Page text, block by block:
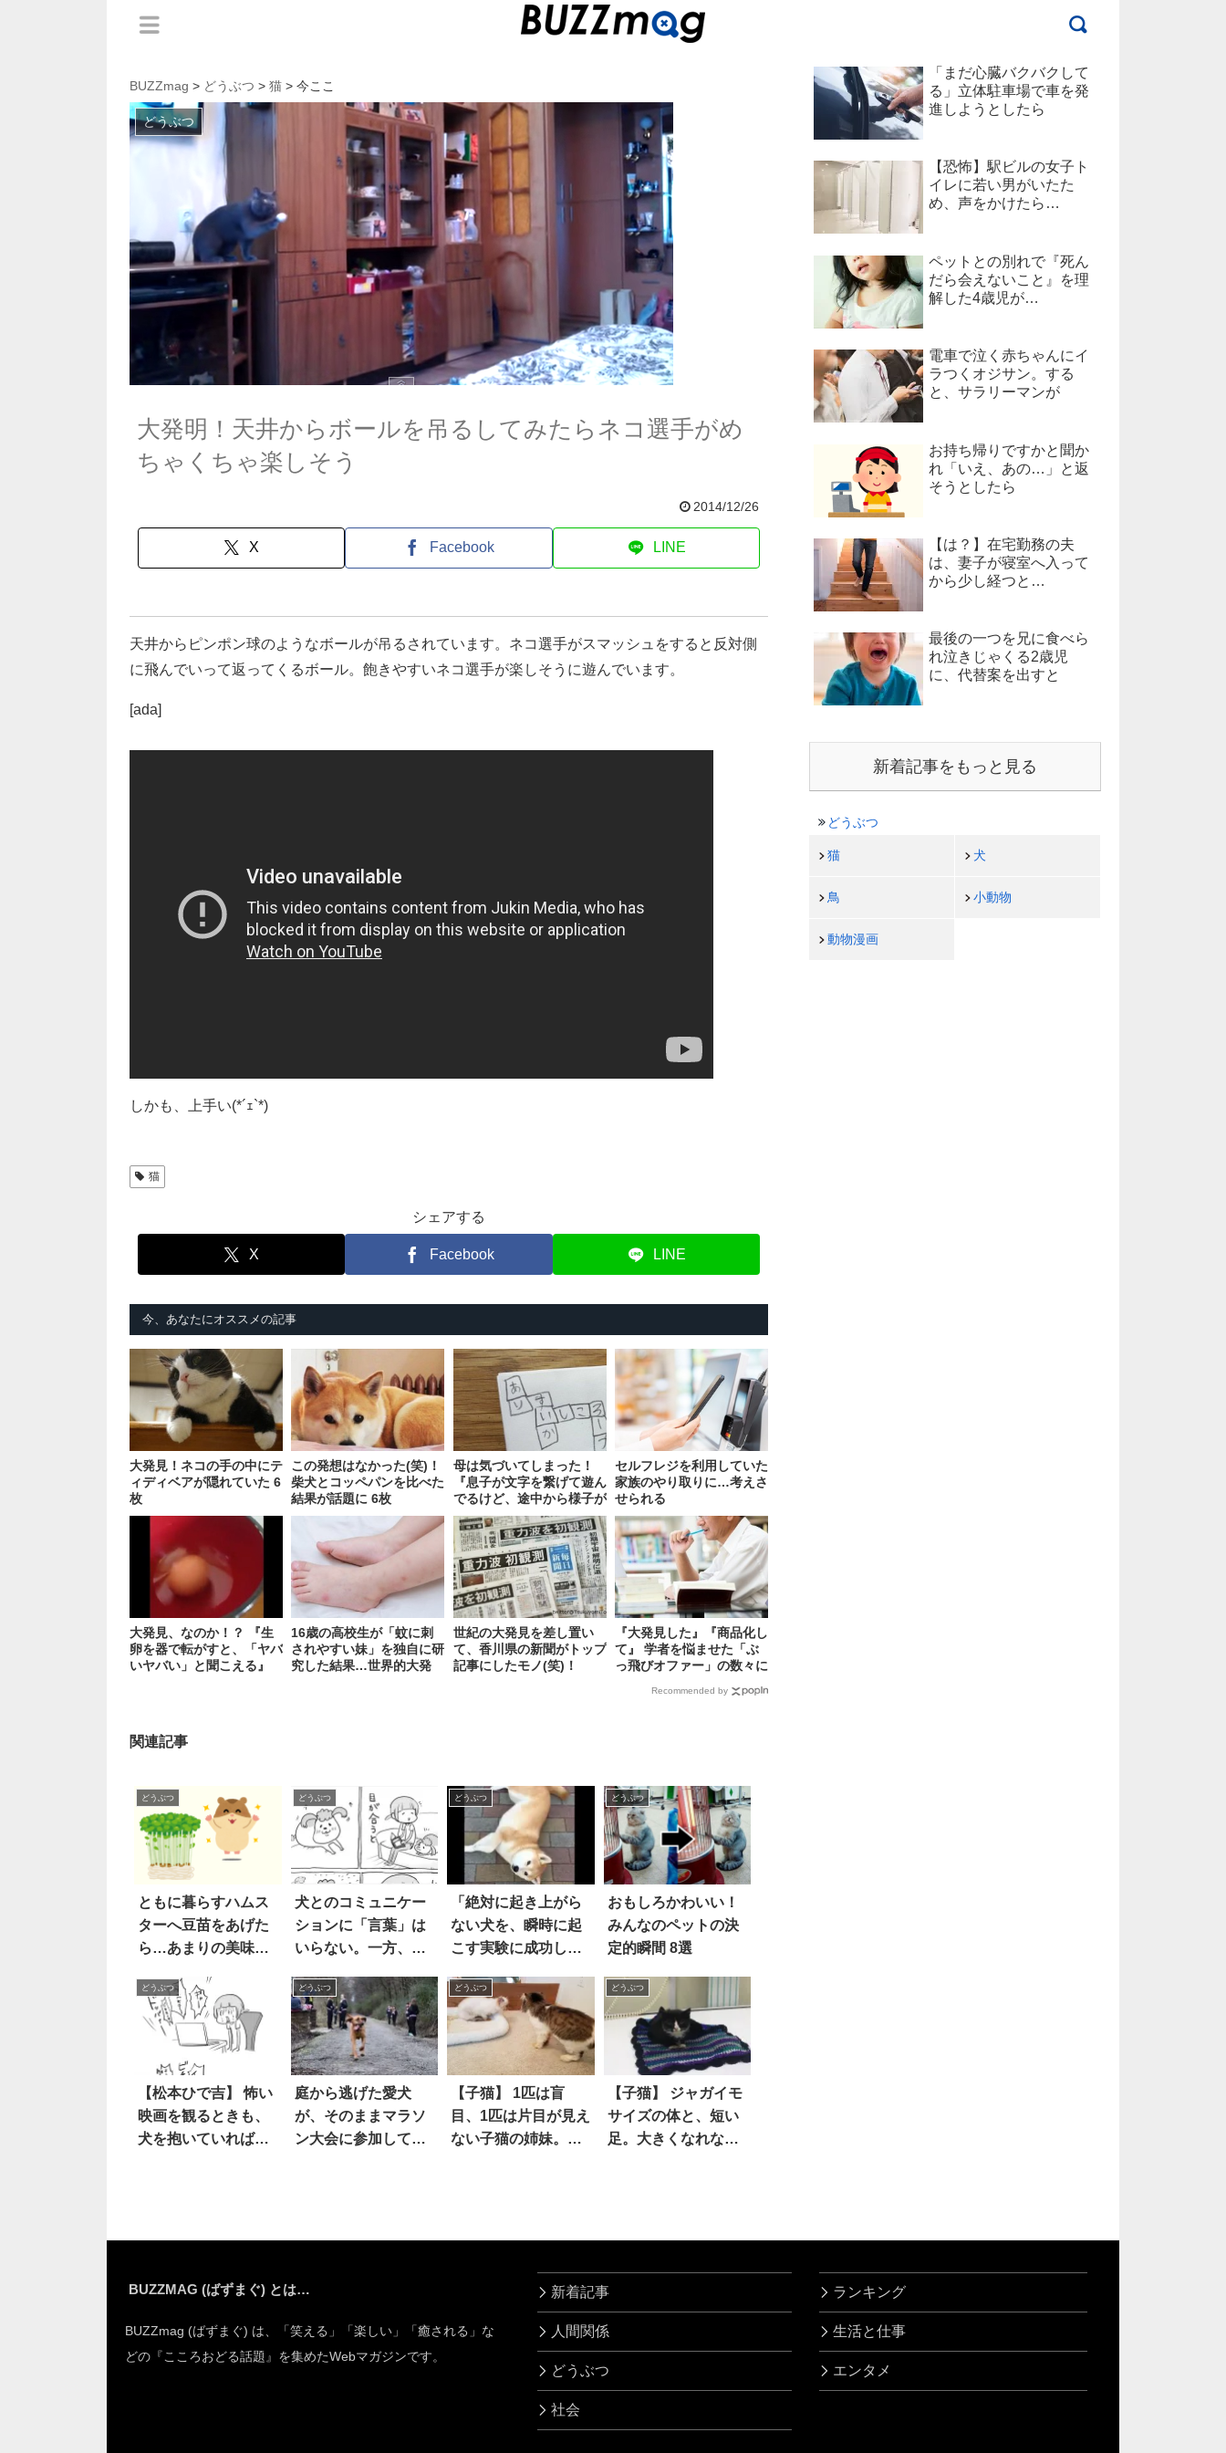
BUZZmag > どうぶつ > 猫 > 今ここ
どうぶつ
大発明！天井からボールを吊るしてみたらネコ選手がめ
ちゃくちゃ楽しそう
2014/12/26
X Facebook LINE
天井からピンポン球のようなボールが吊るされています。ネコ選手がスマッシュをすると反対側
に飛んでいって返ってくるボール。飽きやすいネコ選手が楽しそうに遊んでいます。
[ada]
しかも、上手い(*´ｪ`*)
猫
シェアする
X Facebook LINE
今、あなたにオススメの記事
大発見！ネコの手の中にテ
ィディベアが隠れていた 6
枚
この発想はなかった(笑)！
柴犬とコッペパンを比べた
結果が話題に 6枚
母は気づいてしまった！
『息子が文字を繋げて遊ん
でるけど、途中から様子が
おかしい』
セルフレジを利用していた
家族のやり取りに…考えさ
せられる
大発見、なのか！？ 『生
卵を器で転がすと、「ヤバ
いヤバい」と聞こえる』
16歳の高校生が「蚊に刺
されやすい妹」を独自に研
究した結果…世界的大発
世紀の大発見を差し置い
て、香川県の新聞がトップ
記事にしたモノ(笑)！
『大発見した』『商品化し
て』 学者を悩ませた「ぶ
っ飛びオファー」の数々に
Recommended by
関連記事
どうぶつ
ともに暮らすハムス
ターへ豆苗をあげた
ら…あまりの美味し
顔』を見せてくれ
た！
どうぶつ
犬とのコミュニケー
ションに「言葉」は
いらない。一方、猫
どうぶつ
「絶対に起き上がら
ない犬を、瞬時に起
こす実験に成功しま
どうぶつ
おもしろかわいい！
みんなのペットの決
定的瞬間 8選
どうぶつ
【松本ひで吉】 怖い
映画を観るときも、
犬を抱いていれば一
どうぶつ
庭から逃げた愛犬
が、そのままマラソ
ン大会に参加してし
どうぶつ
【子猫】 1匹は盲
目、1匹は片目が見え
ない子猫の姉妹。暗
どうぶつ
【子猫】 ジャガイモ
サイズの体と、短い
足。大きくなれない
「まだ心臓バクバクして
る」立体駐車場で車を発
進しようとしたら
【恐怖】駅ビルの女子ト
イレに若い男がいたた
め、声をかけたら…
ペットとの別れで『死ん
だら会えないこと』を理
解した4歳児が…
電車で泣く赤ちゃんにイ
ラつくオジサン。する
と、サラリーマンが
お持ち帰りですかと聞か
れ「いえ、あの…」と返
そうとしたら
【は？】在宅勤務の夫
は、妻子が寝室へ入って
から少し経つと…
最後の一つを兄に食べら
れ泣きじゃくる2歳児
に、代替案を出すと
新着記事をもっと見る
どうぶつ
猫 犬
鳥 小動物
動物漫画
BUZZMAG (ばずまぐ) とは…
BUZZmag (ばずまぐ) は、「笑える」「楽しい」「癒される」な
どの『こころおどる話題』を集めたWebマガジンです。
新着記事
人間関係
どうぶつ
社会
ランキング
生活と仕事
エンタメ